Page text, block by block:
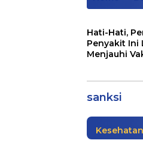
Hati-Hati,
Penyakit Ini
Menjauhi
sanksi
Nasional
Kesehatan